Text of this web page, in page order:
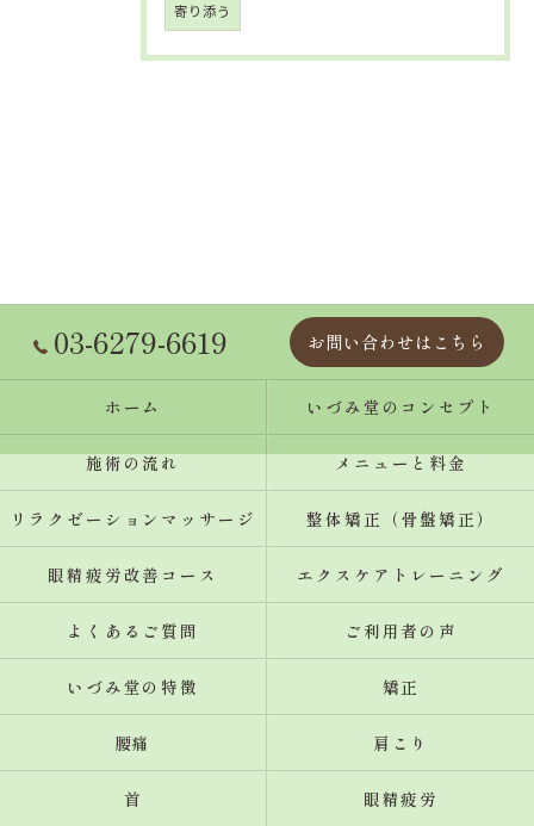
寄り添う
03-6279-6619 お問い合わせはこちら
ホーム いづみ堂のコンセプト
施術の流れ メニューと料金
リラクゼーションマッサージ 整体矯正（骨盤矯正）
眼精疲労改善コース エクスケアトレーニング
よくあるご質問 ご利用者の声
いづみ堂の特徴 矯正
腰痛 肩こり
首 眼精疲労